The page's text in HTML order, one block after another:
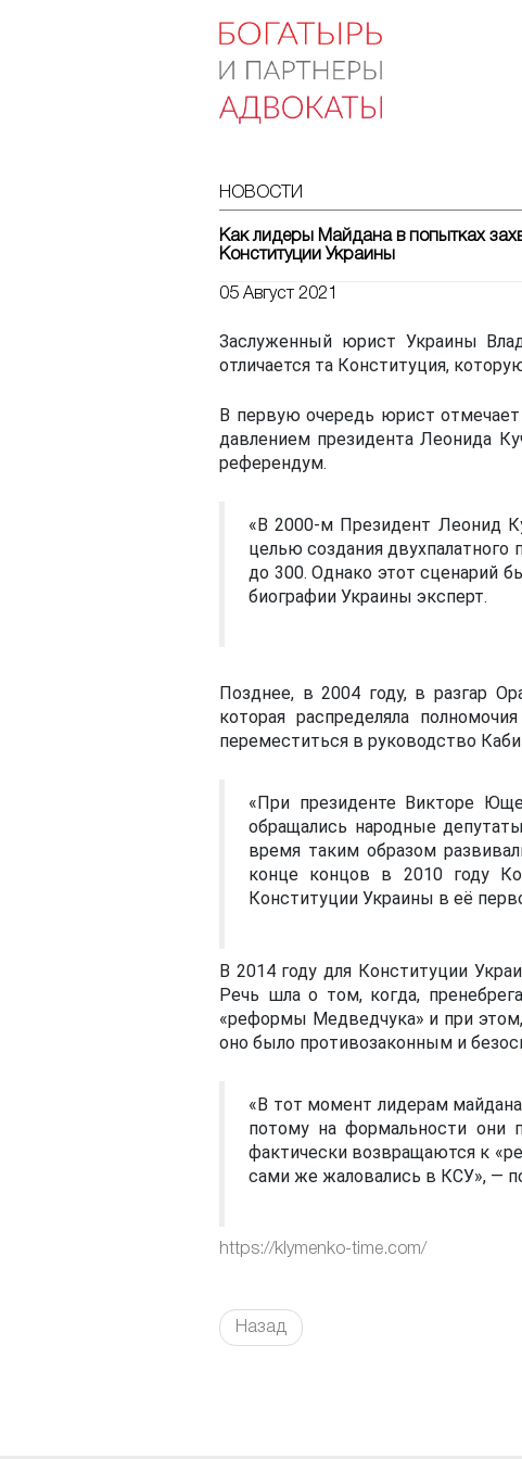
НОВОСТИ
Как лидеры Майдана в попытках
Конституции Украины
05 Август 2021
Заслуженный юрист Украины
отличается та Конституция,
В первую очередь юрист
давлением президента Леонида
референдум.
«В 2000-м Президент Леонид
целью создания двухпалатного
до 300. Однако этот сценарий
биографии Украины эксперт.
Позднее, в 2004 году, в разгар
которая распределяла
переместиться в руководство
«При президенте Викторе
обращались народные
время таким образом
конце концов в 2010 году
Конституции Украины в её
В 2014 году для Конституции
Речь шла о том, когда,
«реформы Медведчука» и при
оно было противозаконным и
«В тот момент лидерам
потому на формальности они
фактически возвращаются к
сами же жаловались в КСУ», —
https://klymenko-time.com/
Назад